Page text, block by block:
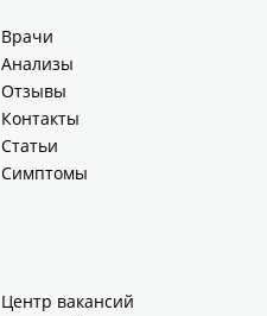
Врачи
Анализы
Отзывы
Контакты
Статьи
Симптомы
Центр вакансий